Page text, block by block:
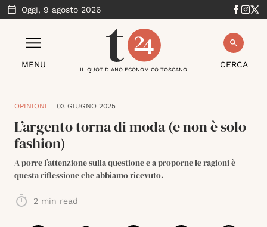
Oggi, 9 agosto 2026
MENU CERCA
IL QUOTIDIANO ECONOMICO TOSCANO
OPINIONI 03 GIUGNO 2025
L’argento torna di moda (e non è solo
fashion)
A porre l’attenzione sulla questione e a proporne le ragioni è
questa riflessione che abbiamo ricevuto.
2 min read